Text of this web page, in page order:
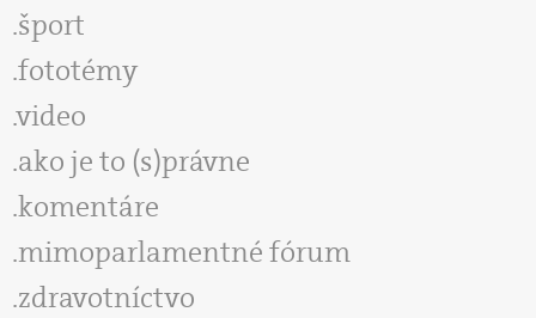
šport
fototémy
video
ako je to (s)právne
komentáre
mimoparlamentné fórum
zdravotníctvo